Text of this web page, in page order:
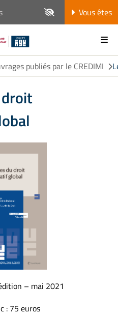
Vous êtes
publiés par le CREDIMI
– mai 2021
: 75 euros